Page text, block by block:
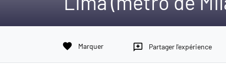
favorite Marquer reviews Partager l'expérience